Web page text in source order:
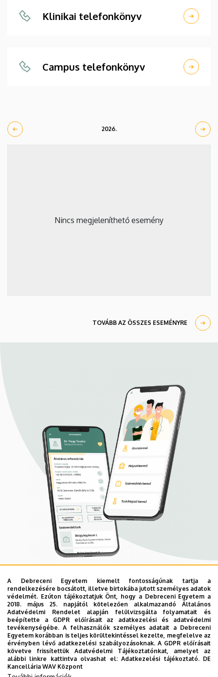
Klinikai telefonkönyv
Campus telefonkönyv
2026.
Nincs megjeleníthető esemény
TOVÁBB AZ ÖSSZES ESEMÉNYRE
Mobil App
UD Mediversity app
Az UD Mediversity mobilalkalmazás a Debreceni Egyetem
előremutató fejlesztése, melynek célja, hogy a betegek
és a hozzátartozók egyszerűen, gyorsan
eligazodhassanak a Klinikai Központ szolgáltatásai
között, mert az Ön egészsége a mi prioritásunk. A
A Debreceni Egyetem kiemelt fontosságúnak tartja a
rendelkezésére bocsátott, illetve birtokába jutott személyes adatok
védelmét. Ezúton tájékoztatjuk Önt, hogy a Debreceni Egyetem a
2018. május 25. napjától kötelezően alkalmazandó Általános
Adatvédelmi Rendelet alapján felülvizsgálta folyamatait és
beépítette a GDPR előírásait az adatkezelési és adatvédelmi
tevékenységébe. A felhasználók személyes adatait a Debreceni
Egyetem korábban is teljes körültekintéssel kezelte, megfelelve az
érvényben lévő adatkezelési szabályozásoknak. A GDPR előírásait
követve frissítettük Adatvédelmi Tájékoztatónkat, amelyet az
alábbi linkre kattintva olvashat el:Adatkezelési tájékoztató. DE
Kancellária WAV Központ